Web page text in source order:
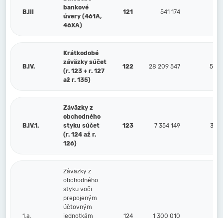
B.III
bankové
úvery (461A,
46XA)
121 541 174
B.IV.
Krátkodobé
záväzky súčet
(r. 123 + r. 127
až r. 135)
122 28 209 547 5
B.IV.1.
Záväzky z
obchodného
styku súčet
(r. 124 až r.
126)
123 7 354 149 3
1.a.
Záväzky z
obchodného
styku voči
prepojeným
účtovným
jednotkám
124 1 300 010